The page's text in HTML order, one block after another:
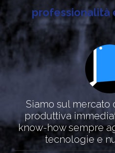
professionalità
Siamo sul mercato
produttiva
know-how sempre
tecnologie e